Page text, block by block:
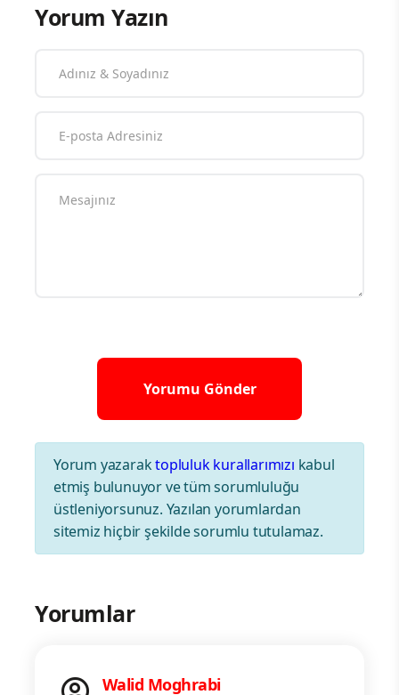
Yorum Yazın
Yorum yazaraktopluluk kurallarımızı kabul
etmiş bulunuyor ve tüm sorumluluğu
üstleniyorsunuz. Yazılan yorumlardan
sitemiz hiçbir şekilde sorumlu tutulamaz.
Yorumlar
Walid Moghrabi